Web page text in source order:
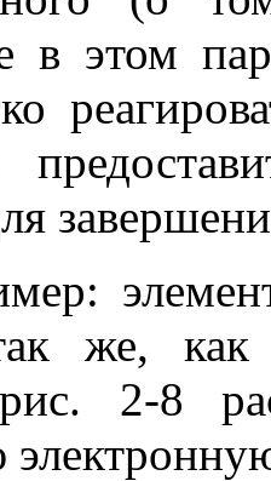
в этом
же,
2-8